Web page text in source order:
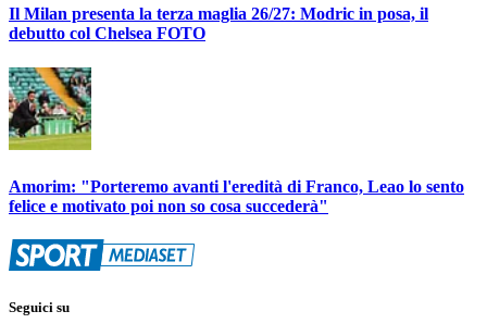
Il Milan presenta la terza maglia 26/27: Modric in posa, il
debutto col Chelsea FOTO
Amorim: "Porteremo avanti l'eredità di Franco, Leao lo sento
felice e motivato poi non so cosa succederà"
Seguici su